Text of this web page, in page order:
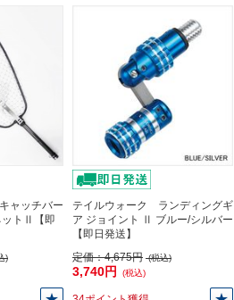
ャッチバー
ットⅡ【即
)
テイルウォーク ランディングギ
ア ジョイント Ⅱ ブルー/シルバー
【即日発送】
定価：4,675円 (税込)
3,740円 (税込)